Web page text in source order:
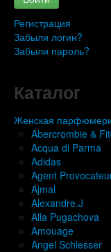
Регистрация
Забыли логин?
Забыли пароль?
Каталог
Женская
Abercrombie &
Acqua di Parma
Adidas
Agent
Ajmal
Alexandre.J
Alla Pugachova
Amouage
Angel Schlesser